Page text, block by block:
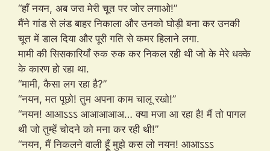
“हाँ नयन, अब जरा मेरी चूत पर जोर लगाओ!”
मैंने गांड से लंड बाहर निकाला और उनको घोड़ी बना कर उनकी
चूत में डाल दिया और पूरी गति से कमर हिलाने लगा.
मामी की सिसकारियाँ रुक रुक कर निकल रही थी जो के मेरे धक्के
के कारण हो रहा था.
“मामी, कैसा लग रहा है?”
“नयन, मत पूछो! तुम अपना काम चालू रखो!”
“नयन! आआऽऽऽ आआआआअ… क्या मजा आ रहा है! मैं तो पागल
थी जो तुम्हें चोदने को मना कर रही थी!”
“नयन, मैं निकलने वाली हूँ मुझे कस लो नयन! आआऽऽऽ